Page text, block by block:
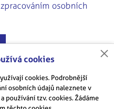
osobních
cookies
cookies. Podrobnější
osobních údajů naleznete v
používání tzv. cookies. Žádáme